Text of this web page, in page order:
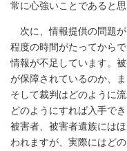
常に心強いことであると思
次に、情報提供の問題
程度の時間がたってから
情報が不足しています。
が保障されているのか、
そして裁判はどのように
どのようにすれば入手で
被害者、被害者遺族には
われますが、実際にはど